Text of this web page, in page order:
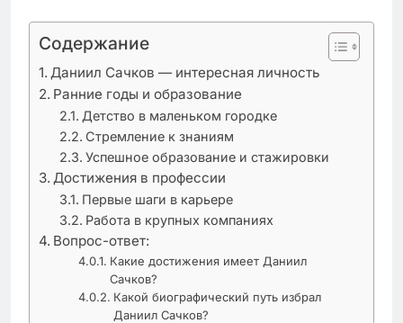
Содержание
Даниил Сачков — интересная личность
Ранние годы и образование
Детство в маленьком городке
Стремление к знаниям
Успешное образование и стажировки
Достижения в профессии
Первые шаги в карьере
Работа в крупных компаниях
Вопрос-ответ:
Какие достижения имеет Даниил
Сачков?
Какой биографический путь избрал
Даниил Сачков?